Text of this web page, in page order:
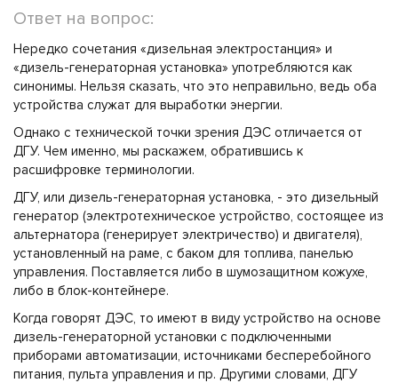
Ответ на вопрос:
Нередко сочетания «дизельная электростанция» и
«дизель-генераторная установка» употребляются как
синонимы. Нельзя сказать, что это неправильно, ведь оба
устройства служат для выработки энергии.
Однако с технической точки зрения ДЭС отличается от
ДГУ. Чем именно, мы раскажем, обратившись к
расшифровке терминологии.
ДГУ, или дизель-генераторная установка, - это дизельный
генератор (электротехническое устройство, состоящее из
альтернатора (генерирует электричество) и двигателя),
установленный на раме, с баком для топлива, панелью
управления. Поставляется либо в шумозащитном кожухе,
либо в блок-контейнере.
Когда говорят ДЭС, то имеют в виду устройство на основе
дизель-генераторной установки с подключенными
приборами автоматизации, источниками бесперебойного
питания, пульта управления и пр. Другими словами, ДГУ